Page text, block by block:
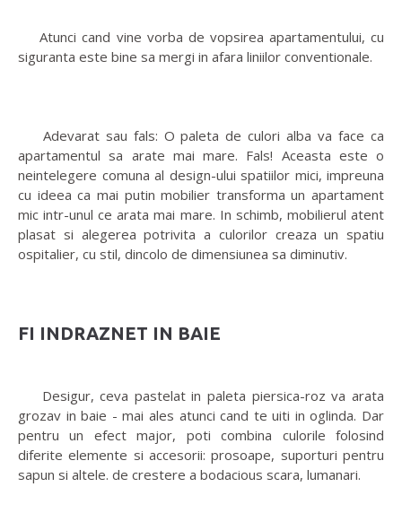
Atunci cand vine vorba de vopsirea apartamentului, cu
siguranta este bine sa mergi in afara liniilor conventionale.
Adevarat sau fals: O paleta de culori alba va face ca
apartamentul sa arate mai mare. Fals! Aceasta este o
neintelegere comuna al design-ului spatiilor mici, impreuna
cu ideea ca mai putin mobilier transforma un apartament
mic intr-unul ce arata mai mare. In schimb, mobilierul atent
plasat si alegerea potrivita a culorilor creaza un spatiu
ospitalier, cu stil, dincolo de dimensiunea sa diminutiv.
FI INDRAZNET IN BAIE
Desigur, ceva pastelat in paleta piersica-roz va arata
grozav in baie - mai ales atunci cand te uiti in oglinda. Dar
pentru un efect major, poti combina culorile folosind
diferite elemente si accesorii: prosoape, suporturi pentru
sapun si altele. de crestere a bodacious scara, lumanari.